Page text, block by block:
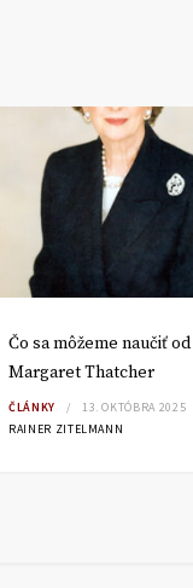
Čo sa môžeme naučiť od
Margaret Thatcher
ČLÁNKY
13. OKTÓBRA 2025
RAINER ZITELMANN